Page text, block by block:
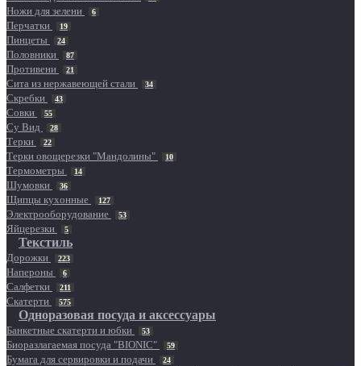
Ножи для зелени 6
Перчатки 19
Пинцеты 24
Половники 87
Противени 21
Сита из нержавеющей стали 34
Скребки 43
Совки 55
Су Вид 28
Терки 22
Терки овощерезки "Мандолины" 10
Термометры 14
Шумовки 36
Щипцы кухонные 127
Электрооборудование 53
Яйцерезки 5
Текстиль
Дорожки 223
Напероны 6
Салфетки 211
Скатерти 575
Одноразовая посуда и аксессуары
Банкетные скатерти и юбки 53
Биоразлагаемая посуда "BIONIC" 59
Бумага для сервировки и подачи 24